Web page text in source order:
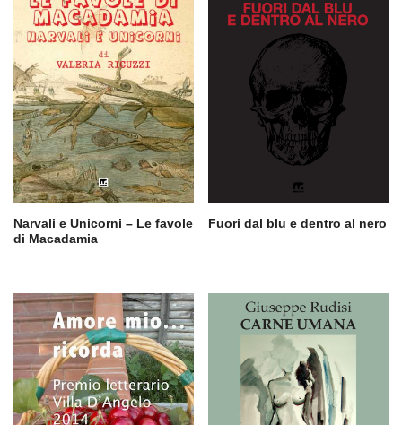
Narvali e Unicorni – Le favole
di Macadamia
Fuori dal blu e dentro al nero